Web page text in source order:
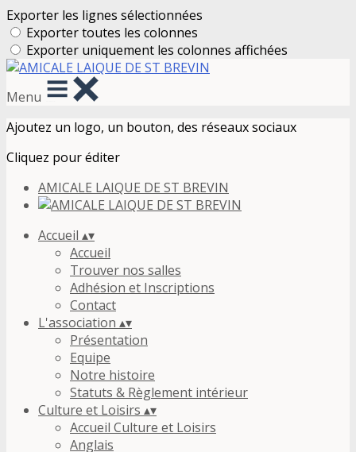
Exporter les lignes sélectionnées
Exporter toutes les colonnes
Exporter uniquement les colonnes affichées
Menu
Ajoutez un logo, un bouton, des réseaux sociaux
Cliquez pour éditer
AMICALE LAIQUE DE ST BREVIN
Accueil ▴▾
Accueil
Trouver nos salles
Adhésion et Inscriptions
Contact
L'association ▴▾
Présentation
Equipe
Notre histoire
Statuts & Règlement intérieur
Culture et Loisirs ▴▾
Accueil Culture et Loisirs
Anglais